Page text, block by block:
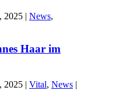
2025| News,
Haar im
2025| Vital, News|